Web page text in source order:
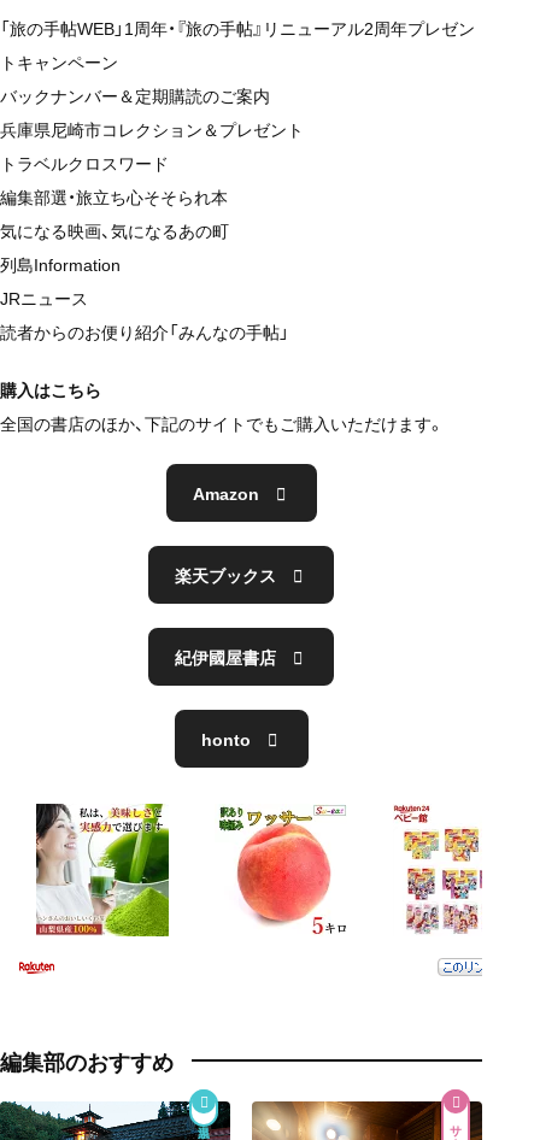
「旅の手帖WEB」1周年・『旅の手帖』リニューアル2周年プレゼン
トキャンペーン
バックナンバー＆定期購読のご案内
兵庫県尼崎市コレクション＆プレゼント
トラベルクロスワード
編集部選・旅立ち心そそられ本
気になる映画、気になるあの町
列島Information
JRニュース
読者からのお便り紹介「みんなの手帖」
購入はこちら
全国の書店のほか、下記のサイトでもご購入いただけます。
Amazon
楽天ブックス
紀伊國屋書店
honto
編集部のおすすめ